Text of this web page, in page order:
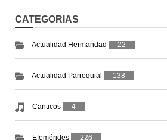
CATEGORIAS
Actualidad Hermandad 22
Actualidad Parroquial 138
Canticos 4
Efemérides 226